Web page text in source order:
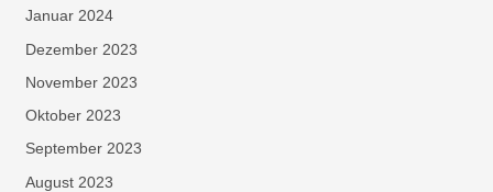
Januar 2024
Dezember 2023
November 2023
Oktober 2023
September 2023
August 2023